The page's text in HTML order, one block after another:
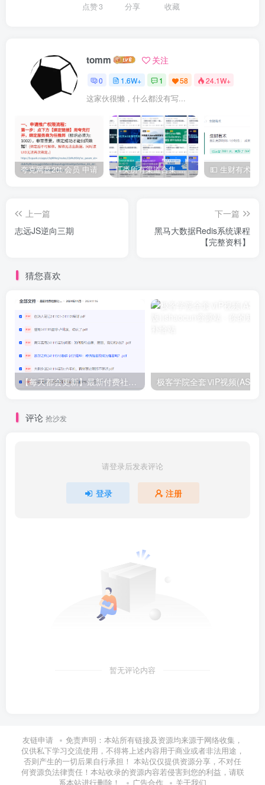
点赞3 分享 收藏
tomm 关注
0 1.6W+ 1 58 24.1W+
这家伙很懒，什么都没有写...
夸克网盘20t 会员 申请 IT类所有渠道合集 持续日更，目前近四千多条资源 年费用户微信私信获取权限
上一篇
志远JS逆向三期
下一篇
黑马大数据Redis系统课程
【完整资料】
猜您喜欢
【每天都会更新】最新付费社群公众号文章 极客学院全套ⅥP视频(AS版)
评论 抢沙发
请登录后发表评论
登录 注册
暂无评论内容
友链申请
免责声明：本站所有链接及资源均来源于网络收集，
仅供私下学习交流使用，不得将上述内容用于商业或者非法用途，
否则产生的一切后果自行承担！ 本站仅仅提供资源分享，不对任
何资源负法律责任！本站收录的资源内容若侵害到您的利益，请联
系本站进行删除！
广告合作 关于我们